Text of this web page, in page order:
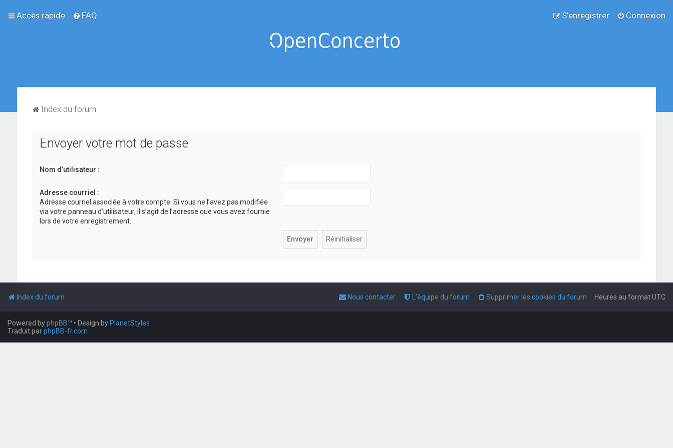
Accès rapide FAQ Connexion
S’enregistrer
Index du forum
Envoyer votre mot de passe
Nom d’utilisateur :
Adresse courriel :
Adresse courriel associée à votre compte. Si vous ne l’avez pas modifiée
via votre panneau d’utilisateur, il s’agit de l’adresse que vous avez fournie
lors de votre enregistrement.
Index du forum Heures au formatUTC
Supprimer les cookies du forum
L’équipe du forum
Nous contacter
Powered byphpBB™ • Design by PlanetStyles
Traduit parphpBB-fr.com